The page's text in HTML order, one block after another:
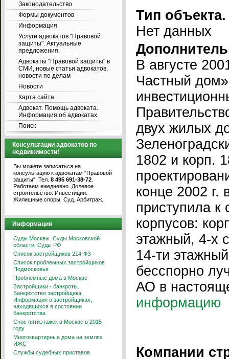
Законодательство
Формы документов
Информация
Услуги адвокатов "Правовой
защиты". Актуальные
предложения.
Адвокаты "Правовой защиты" в
СМИ, новые статьи адвокатов,
новости по делам
Новости
Карта сайта
Адвокат. Помощь адвоката.
Информация об адвокатах.
Поиск
Консультации адвокатов по
недвижимости!
Вы можете записаться на
консультацию к адвокатам "Правовой
защиты". Тел. 8 495 691-38-72
Работаем ежедневно. Долевое
строительство. Инвестиции.
Жилищные споры. Суд. Арбитраж.
Информация
Суды Москвы. Суды Московской
области. Суды РФ
Список застройщиков 214-ФЗ
Список проблемных застройщиков
Подмосковья
Проблемные дома в Москве
Застройщики - банкроты.
Банкротство застройщика.
Информация о застройщиках,
находящихся в состоянии
банкротства
Снос пятиэтажек в Москве в 2015
году
Многоквартирные дома на землях
ИЖС
Службы судебных приставов
Тип объекта.
Нет данных
В августе
Частный
двух жилых
1802 и корп.
конце 2002
приступила к
корпусов:
этажный, 4-х
14-ти
бесспорно
АО в
информацию
Компании